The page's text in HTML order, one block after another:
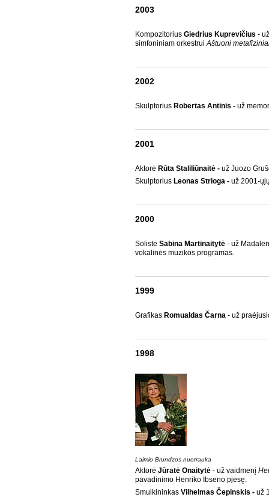
2003
Kompozitorius Giedrius Kuprevičius -
simfoniniam orkestruiAštuoni
2002
Skulptorius Robertas Antinis - už
2001
Aktorė Rūta Staliliūnaitė - už Juozo
Skulptorius Leonas Strioga - už 2001-
2000
Solistė Sabina Martinaitytė - už
vokalinės muzikos programas.
1999
Grafikas Romualdas Čarna - už
1998
Laimio Brundzos nuotrauka
Aktorė Jūratė Onaitytė - už vaidmenį
pavadinimo Henriko Ibseno pjesę.
Smuikininkas Vilhelmas Čepinskis - už